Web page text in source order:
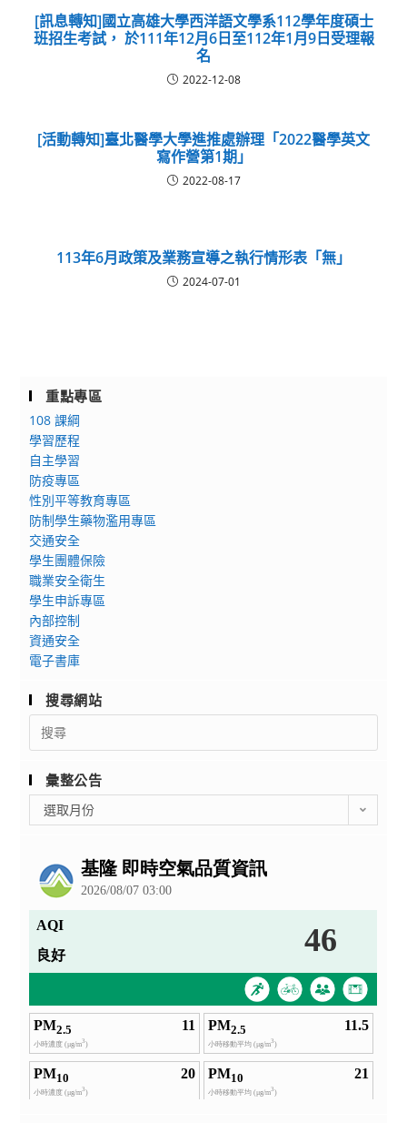
[訊息轉知]國立高雄大學西洋語文學系112學年度碩士
班招生考試， 於111年12月6日至112年1月9日受理報
名
2022-12-08
[活動轉知]臺北醫學大學進推處辦理「2022醫學英文
寫作營第1期」
2022-08-17
113年6月政策及業務宣導之執行情形表「無」
2024-07-01
重點專區
108 課綱
學習歷程
自主學習
防疫專區
性別平等教育專區
防制學生藥物濫用專區
交通安全
學生團體保險
職業安全衛生
學生申訴專區
內部控制
資通安全
電子書庫
搜尋網站
Search
for:
彙整公告
整
選取月份